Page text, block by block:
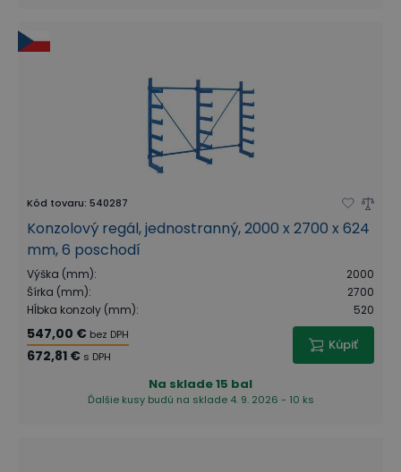
Kód tovaru: 540287
Konzolový regál, jednostranný, 2000 x 2700 x 624
mm, 6 poschodí
Výška (mm):
2000
Šírka (mm):
2700
Hĺbka konzoly (mm): 520
547,00 € bez DPH
672,81 € s DPH
Kúpiť
Na sklade15 bal
Ďalšie kusy budú na sklade 4. 9. 2026 - 10 ks